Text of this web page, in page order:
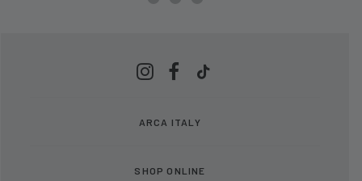
ARCA ITALY
SHOP ONLINE